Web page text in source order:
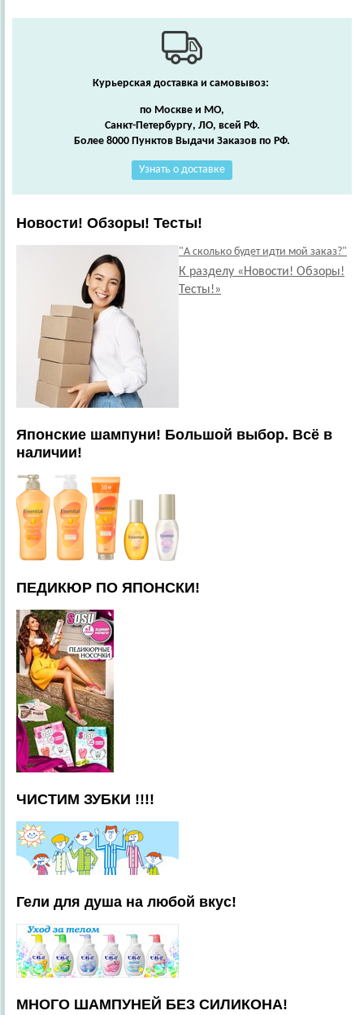
Курьерская доставка и самовывоз:
по Москве и МО,
Санкт-Петербургу, ЛО, всей РФ.
Более 8000 Пунктов Выдачи Заказов по РФ.
Узнать о доставке
Новости! Обзоры! Тесты!
"А сколько будет идти мой заказ?"
К разделу «Новости! Обзоры!
Тесты!»
Японские шампуни! Большой выбор. Всё в
наличии!
ПЕДИКЮР ПО ЯПОНСКИ!
ЧИСТИМ ЗУБКИ !!!!
Гели для душа на любой вкус!
МНОГО ШАМПУНЕЙ БЕЗ СИЛИКОНА!